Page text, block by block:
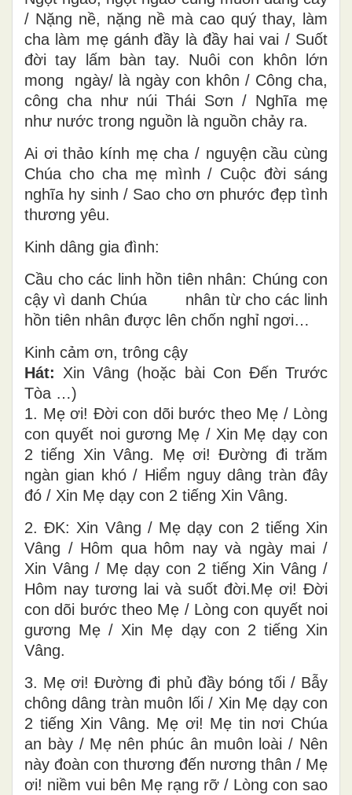
/ Nặng nề, nặng nề mà cao quý thay, làm
cha làm mẹ gánh đầy là đầy hai vai / Suốt
đời tay lấm bàn tay. Nuôi con khôn lớn
mong ngày/ là ngày con khôn / Công cha,
công cha như núi Thái Sơn / Nghĩa mẹ
như nước trong nguồn là nguồn chảy ra.
Ai ơi thảo kính mẹ cha / nguyện cầu cùng
Chúa cho cha mẹ mình / Cuộc đời sáng
nghĩa hy sinh / Sao cho ơn phước đẹp tình
thương yêu.
Kinh dâng gia đình:
Cầu cho các linh hồn tiên nhân: Chúng con
cậy vì danh Chúa nhân từ cho các linh
hồn tiên nhân được lên chốn nghỉ ngơi…
Kinh cảm ơn, trông cậy
Hát: Xin Vâng (hoặc bài Con Đến Trước
Tòa …)
1. Mẹ ơi! Đời con dõi bước theo Mẹ / Lòng
con quyết noi gương Mẹ / Xin Mẹ dạy con
2 tiếng Xin Vâng. Mẹ ơi! Đường đi trăm
ngàn gian khó / Hiểm nguy dâng tràn đây
đó / Xin Mẹ dạy con 2 tiếng Xin Vâng.
2. ĐK: Xin Vâng / Mẹ dạy con 2 tiếng Xin
Vâng / Hôm qua hôm nay và ngày mai /
Xin Vâng / Mẹ dạy con 2 tiếng Xin Vâng /
Hôm nay tương lai và suốt đời.Mẹ ơi! Đời
con dõi bước theo Mẹ / Lòng con quyết noi
gương Mẹ / Xin Mẹ dạy con 2 tiếng Xin
Vâng.
3. Mẹ ơi! Đường đi phủ đầy bóng tối / Bẫy
chông dâng tràn muôn lối / Xin Mẹ dạy con
2 tiếng Xin Vâng. Mẹ ơi! Mẹ tin nơi Chúa
an bày / Mẹ nên phúc ân muôn loài / Nên
này đoàn con thương đến nương thân / Mẹ
ơi! niềm vui bên Mẹ rạng rỡ / Lòng con sao